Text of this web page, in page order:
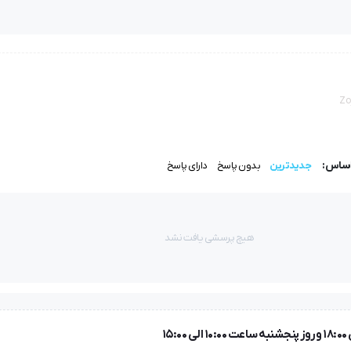
سر جیب‌ها، محل اتصال بند، زیپ و قسمت‌های تحت کشش استفاده
برزنت، کتان ضخیم و پارچه‌های صنعتی عملکردی پایدار داشته باشد.
جدیدترین بدون پاسخ دارای پاسخ
هیچ پرسشی یافت نشد